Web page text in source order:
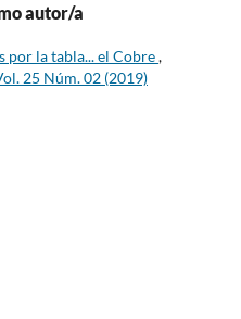
autor/a
por la tabla... el Cobre,
25 Núm. 02 (2019)